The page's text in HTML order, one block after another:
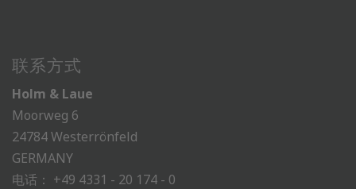
联系方式
Holm & Laue
Moorweg 6
24784 Westerrönfeld
GERMANY
电话： +49 4331 - 20 174 - 0